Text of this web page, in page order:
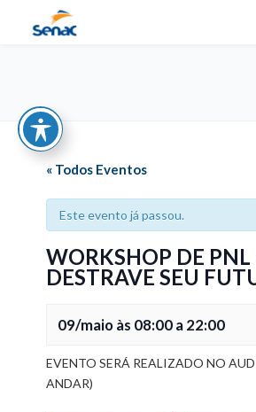
« Todos Eventos
Este evento já passou.
WORKSHOP DE PNL
DESTRAVE SEU
09/maio às 08:00a22:00
EVENTO SERÁ REALIZADO NO
ANDAR)